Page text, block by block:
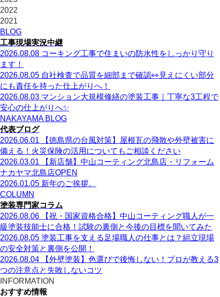
2022
2021
BLOG
工事現場実況中継
2026.08.08 コーキング工事で住まいの防水性をしっかり守り
ます！
2026.08.05 自社検査で品質を細部まで確認👀見えにくい部分
にも責任を持った仕上がりへ！
2026.08.03 マンション大規模修繕の塗装工事｜丁寧な3工程で
安心の仕上がりへ✨
NAKAYAMA BLOG
代表ブログ
2026.06.01
【徳島県の台風対策】屋根瓦の飛散や外壁被害に
備える！火災保険の活用についてもご相談ください
2026.03.01
【新店舗】中山コーティング北島店・リフォーム
ナカヤマ北島店OPEN
2026.01.05 新年のご挨拶。
COLUMN
塗装専門家コラム
2026.08.06
【祝・国家資格合格】中山コーティング職人が一
級塗装技能士に合格！試験の裏側と今後の目標を聞いてみた
2026.08.05 塗装工事を支える足場職人の仕事とは？組立現場
の安全対策と裏側を公開！
2026.08.04
【外壁塗装】色選びで後悔しない！プロが教える3
つの注意点と失敗しないコツ
INFORMATION
おすすめ情報